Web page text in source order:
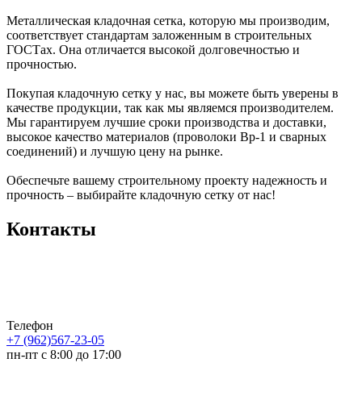
Металлическая кладочная сетка, которую мы производим,
соответствует стандартам заложенным в строительных
ГОСТах. Она отличается высокой долговечностью и
прочностью.
Покупая кладочную сетку у нас, вы можете быть уверены в
качестве продукции, так как мы являемся производителем.
Мы гарантируем лучшие сроки производства и доставки,
высокое качество материалов (проволоки Вр-1 и сварных
соединений) и лучшую цену на рынке.
Обеспечьте вашему строительному проекту надежность и
прочность – выбирайте кладочную сетку от нас!
Контакты
Телефон
+7 (962)567-23-05
пн-пт с 8:00 до 17:00